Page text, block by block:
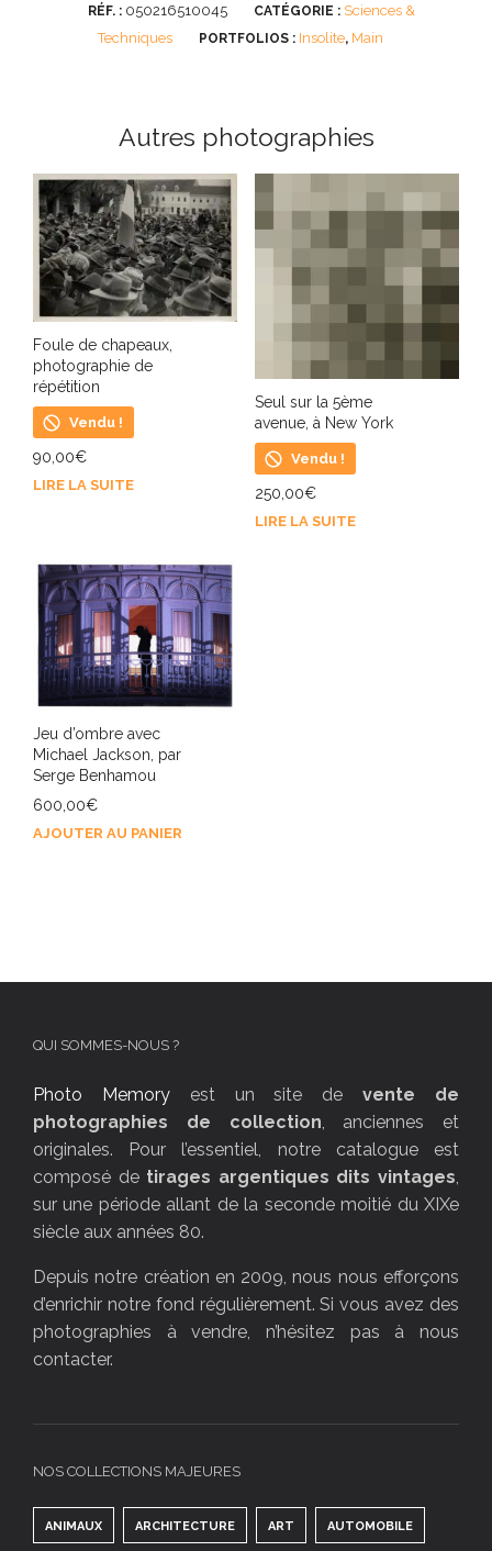
RÉF. : 050216510045 CATÉGORIE : Sciences &
Techniques
PORTFOLIOS : Insolite, Main
Autres photographies
Foule de chapeaux,
photographie de
répétition
Vendu !
90,00€
LIRE LA SUITE
Seul sur la 5ème
avenue, à New York
Vendu !
250,00€
LIRE LA SUITE
Jeu d’ombre avec
Michael Jackson, par
Serge Benhamou
600,00€
AJOUTER AU PANIER
QUI SOMMES-NOUS ?
Photo Memoryest un site devente de
photographies de collection, anciennes et
originales. Pour l’essentiel, notre catalogue est
composé de tirages argentiques dits vintages,
sur une période allant de la seconde moitié du XIXe
siècle aux années 80.
Depuis notre création en 2009, nous nous efforçons
d’enrichir notre fond régulièrement. Si vous avez des
photographies à vendre, n’hésitez pas à nous
contacter.
NOS COLLECTIONS MAJEURES
ANIMAUX ARCHITECTURE ART AUTOMOBILE